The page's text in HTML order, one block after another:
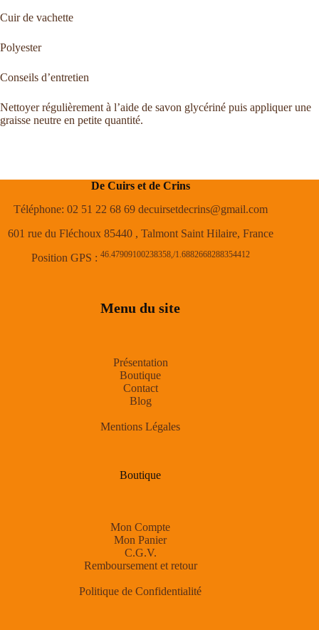
Cuir de vachette
Polyester
Conseils d’entretien
Nettoyer régulièrement à l’aide de savon glycériné puis appliquer une
graisse neutre en petite quantité.
De Cuirs et de Crins
Téléphone: 02 51 22 68 69 decuirsetdecrins@gmail.com
601 rue du Fléchoux 85440 , Talmont Saint Hilaire, France
Position GPS : 46.47909100238358,/1.6882668288354412
Menu du site
Présentation
Boutique
Contact
Blog
Mentions Légales
Boutique
Mon Compte
Mon Panier
C.G.V.
Remboursement et retour
Politique de Confidentialité